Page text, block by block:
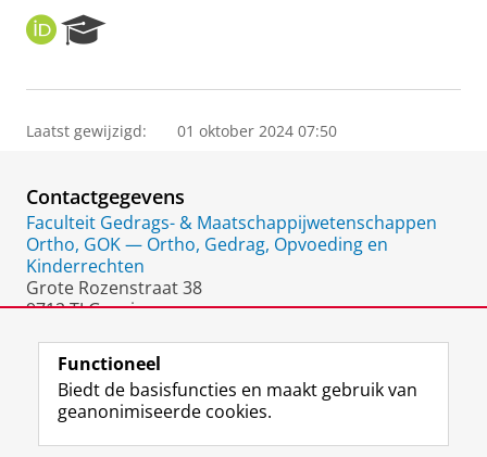
O
R
I
e
r
P
o
r
t
a
l
Laatst gewijzigd: 01 oktober 2024 07:50
Contactgegevens
Faculteit Gedrags- & Maatschappijwetenschappen
Ortho, GOK — Ortho, Gedrag, Opvoeding en
Kinderrechten
Grote Rozenstraat 38
9712 TJ Groningen
Volg de RUG F L R I Y
Functioneel
Biedt de basisfuncties en maakt gebruik van
geanonimiseerde cookies.